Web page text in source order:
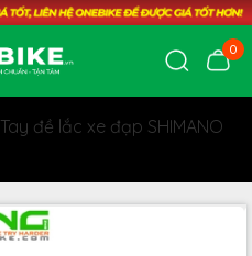
0
Tay đề lắc xe đạp SHIMANO